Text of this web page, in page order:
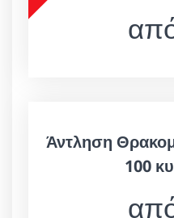
Άντληση
100